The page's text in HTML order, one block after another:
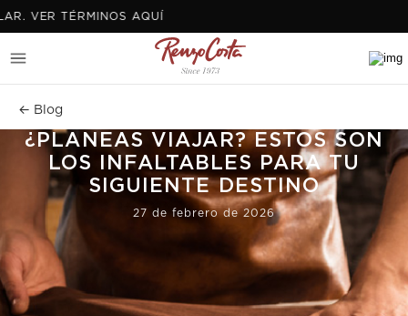
AQUÍ
← Blog
¿PLANEAS VIAJAR? ESTOS SON
LOS INFALTABLES PARA TU
SIGUIENTE DESTINO
27 de febrero de 2026